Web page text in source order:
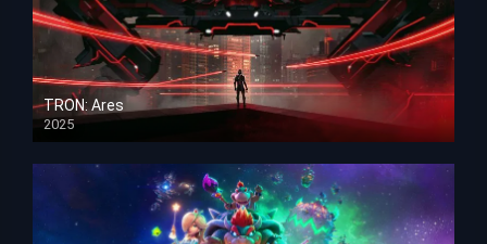
TRON: Ares
2025
HD 1080p